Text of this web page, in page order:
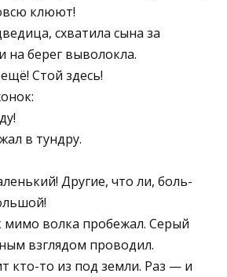
клюют!
схватила сына за
на берег выволокла.
Стой здесь!
в тундру.
Дру­гие, что ли, боль­
мимо волка пробежал. Серый
взглядом проводил.
кто-то из под земли. Раз — и